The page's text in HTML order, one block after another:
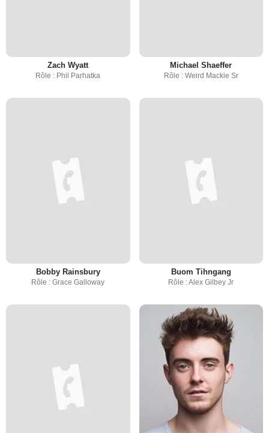
Zach Wyatt
Rôle : Phil Parhatka
Michael Shaeffer
Rôle : Weird Mackie Sr
Bobby Rainsbury
Rôle : Grace Galloway
Buom Tihngang
Rôle : Alex Gilbey Jr